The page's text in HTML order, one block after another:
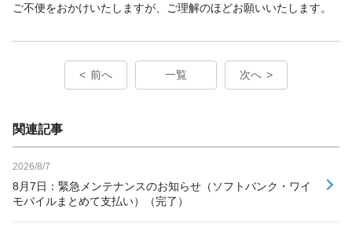
ご不便をおかけいたしますが、ご理解のほどお願いいたします。
前へ 一覧 次へ
関連記事
2026/8/7
8月7日：緊急メンテナンスのお知らせ（ソフトバンク・ワイ
モバイルまとめて支払い）（完了）